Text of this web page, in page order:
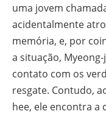
uma jovem
acidentalmente
memória, e, por
a situação,
contato com os
resgate. Contudo,
hee, ele encontra a